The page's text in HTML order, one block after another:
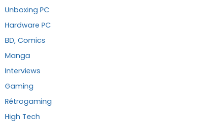
Unboxing PC
Hardware PC
BD, Comics
Manga
Interviews
Gaming
Rétrogaming
High Tech